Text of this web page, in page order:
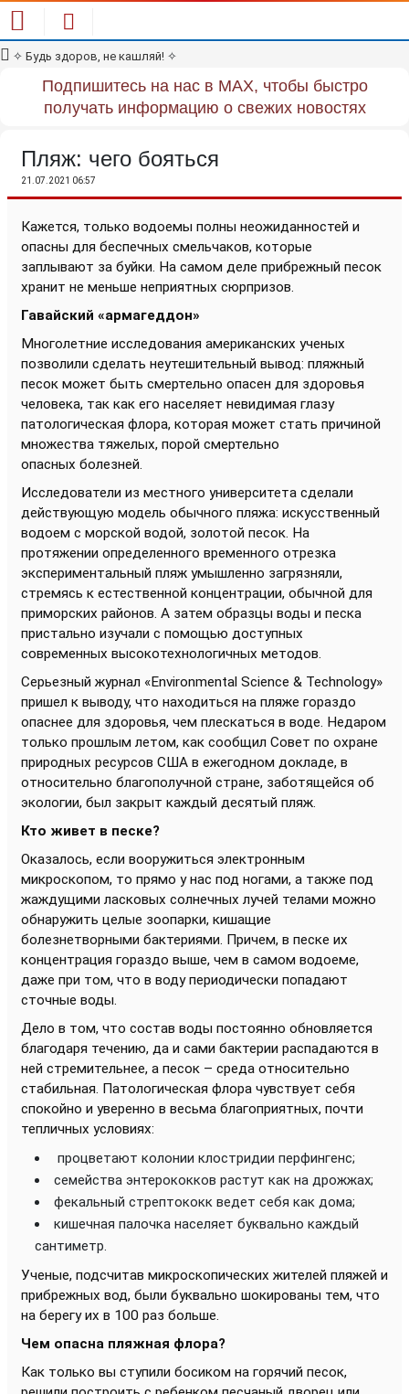
✧ Будь здоров, не кашляй! ✧
Подпишитесь на нас в MAX, чтобы быстро
получать информацию о свежих новостях
Пляж: чего бояться
21.07.2021 06:57
Кажется, только водоемы полны неожиданностей и
опасны для беспечных смельчаков, которые
заплывают за буйки. На самом деле прибрежный песок
хранит не меньше неприятных сюрпризов.
Гавайский «армагеддон»
Многолетние исследования американских ученых
позволили сделать неутешительный вывод: пляжный
песок может быть смертельно опасен для здоровья
человека, так как его населяет невидимая глазу
патологическая флора, которая может стать причиной
множества тяжелых, порой смертельно
опасных болезней.
Исследователи из местного университета сделали
действующую модель обычного пляжа: искусственный
водоем с морской водой, золотой песок. На
протяжении определенного временного отрезка
экспериментальный пляж умышленно загрязняли,
стремясь к естественной концентрации, обычной для
приморских районов. А затем образцы воды и песка
пристально изучали с помощью доступных
современных высокотехнологичных методов.
Серьезный журнал «Environmental Science & Technology»
пришел к выводу, что находиться на пляже гораздо
опаснее для здоровья, чем плескаться в воде. Недаром
только прошлым летом, как сообщил Совет по охране
природных ресурсов США в ежегодном докладе, в
относительно благополучной стране, заботящейся об
экологии, был закрыт каждый десятый пляж.
Кто живет в песке?
Оказалось, если вооружиться электронным
микроскопом, то прямо у нас под ногами, а также под
жаждущими ласковых солнечных лучей телами можно
обнаружить целые зоопарки, кишащие
болезнетворными бактериями. Причем, в песке их
концентрация гораздо выше, чем в самом водоеме,
даже при том, что в воду периодически попадают
сточные воды.
Дело в том, что состав воды постоянно обновляется
благодаря течению, да и сами бактерии распадаются в
ней стремительнее, а песок – среда относительно
стабильная. Патологическая флора чувствует себя
спокойно и уверенно в весьма благоприятных, почти
тепличных условиях:
процветают колонии клостридии перфингенс;
семейства энтерококков растут как на дрожжах;
фекальный стрептококк ведет себя как дома;
кишечная палочка населяет буквально каждый
сантиметр.
Ученые, подсчитав микроскопических жителей пляжей и
прибрежных вод, были буквально шокированы тем, что
на берегу их в 100 раз больше.
Чем опасна пляжная флора?
Как только вы ступили босиком на горячий песок,